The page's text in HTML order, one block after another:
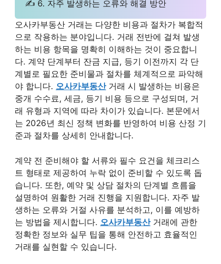
✍ 6. 자주 발생하는 오류와 해결 방안
오사카부동산 거래는 다양한 비용과 절차가 복합적
으로 작용하는 분야입니다. 거래 전반에 걸쳐 발생
하는 비용 항목을 명확히 이해하는 것이 중요합니
다. 계약 단계부터 잔금 지급, 등기 이전까지 각 단
계별로 필요한 준비물과 절차를 체계적으로 파악해
야 합니다. 오사카부동산거래 시 발생하는 비용은
중개 수수료, 세금, 등기 비용 등으로 구성되며, 거
래 유형과 지역에 따라 차이가 있습니다. 본문에서
는 2026년 최신 정책 변화를 반영하여 비용 산정 기
준과 절차를 상세히 안내합니다.
계약 전 준비해야 할 서류와 필수 요건을 체크리스
트 형태로 제공하여 누락 없이 준비할 수 있도록 돕
습니다. 또한, 예약 및 상담 절차의 단계별 흐름을
설명하여 원활한 거래 진행을 지원합니다. 자주 발
생하는 오류와 거절 사유를 분석하고, 이를 예방하
는 방법을 제시합니다. 오사카부동산거래에 관한
정확한 정보와 실무 팁을 통해 안전하고 효율적인
거래를 실현할 수 있습니다.